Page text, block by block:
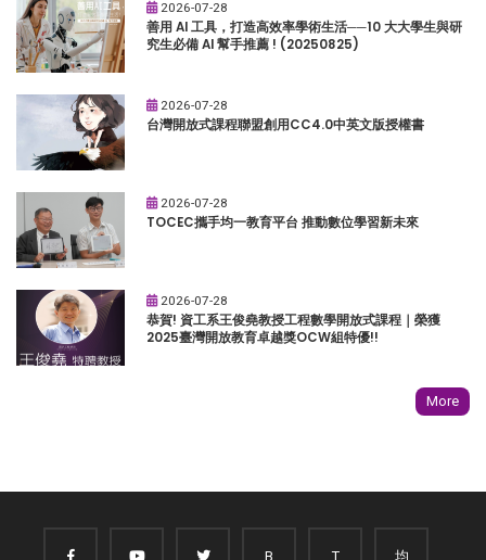
2026-07-28
善用 AI 工具，打造高效率學術生活──10 大大學生與研
究生必備 AI 幫手推薦 ! (20250825)
2026-07-28
台灣開放式課程聯盟創用CC4.0中英文版授權書
2026-07-28
TOCEC攜手均一教育平台 推動數位學習新未來
2026-07-28
恭賀! 資工系王俊堯教授工程數學開放式課程｜榮獲
2025臺灣開放教育卓越獎OCW組特優!!
More
B T 均